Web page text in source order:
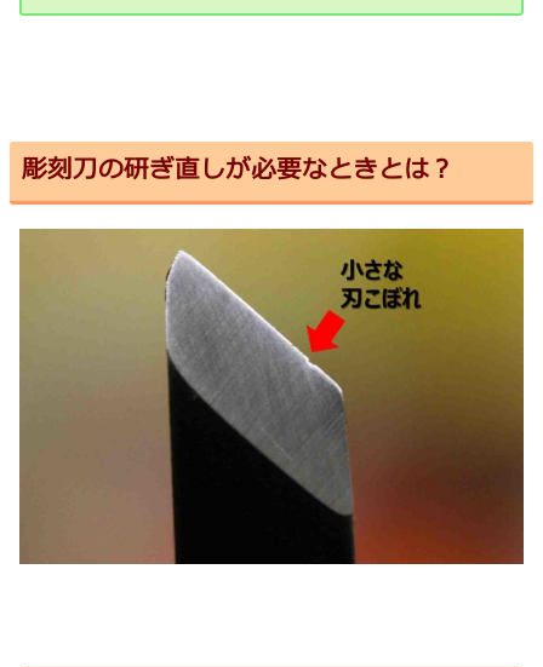
彫刻刀の研ぎ直しが必要なときとは？